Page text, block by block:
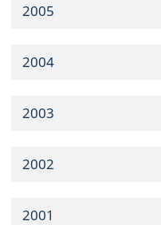
2005
2004
2003
2002
2001